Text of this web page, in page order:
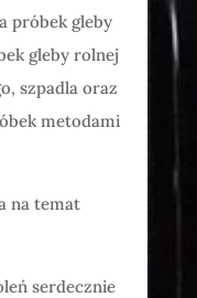
próbek gleby
gleby rolnej
szpadla oraz
metodami
na temat
serdecznie